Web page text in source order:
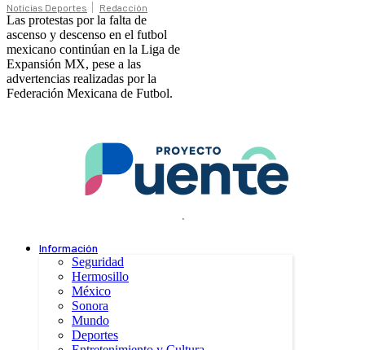
Noticias Deportes Redacción
Las protestas por la falta de
ascenso y descenso en el futbol
mexicano continúan en la Liga de
Expansión MX, pese a las
advertencias realizadas por la
Federación Mexicana de Futbol.
.
Información
Seguridad
Hermosillo
México
Sonora
Mundo
Deportes